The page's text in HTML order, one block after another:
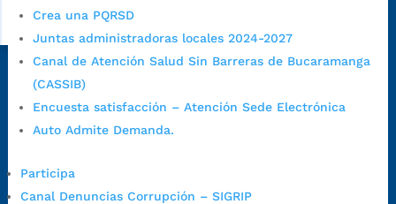
Crea una PQRSD
Juntas administradoras locales 2024-2027
Canal de Atención Salud Sin Barreras de Bucaramanga
(CASSIB)
Encuesta satisfacción – Atención Sede Electrónica
Auto Admite Demanda.
Participa
Canal Denuncias Corrupción – SIGRIP
Dirección Fase I:
Colombia.
Dirección Fase II:Carrera 11 # 34-52, Bucaramanga, Santander,
Código Postal:
Horario de Atención:Lunes a jueves de 7:00 a.m. a 12:00 m y de